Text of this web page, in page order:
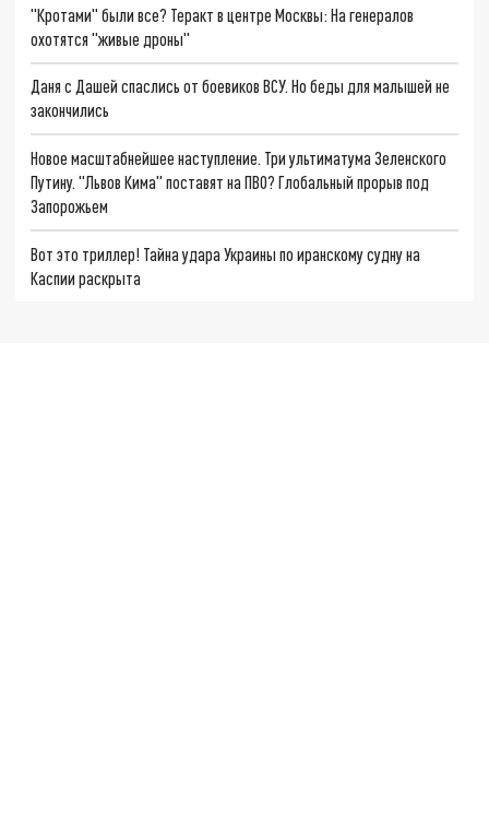
"Кротами" были все? Теракт в центре Москвы: На генералов
охотятся "живые дроны"
Даня с Дашей спаслись от боевиков ВСУ. Но беды для малышей не
закончились
Новое масштабнейшее наступление. Три ультиматума Зеленского
Путину. "Львов Кима" поставят на ПВО? Глобальный прорыв под
Запорожьем
Вот это триллер! Тайна удара Украины по иранскому судну на
Каспии раскрыта